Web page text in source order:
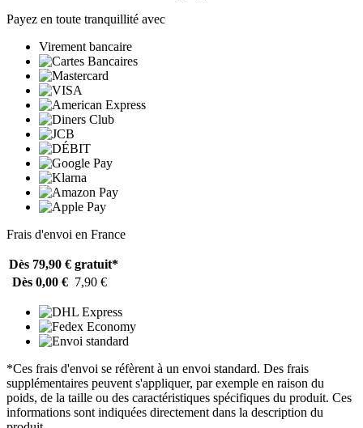
Payez en toute tranquillité avec
Virement bancaire
Frais d'envoi en France
Dès 79,90 € gratuit*
Dès 0,00 € 7,90 €
*Ces frais d'envoi se réfèrent à un envoi standard. Des frais
supplémentaires peuvent s'appliquer, par exemple en raison du
poids, de la taille ou des caractéristiques spécifiques du produit. Ces
informations sont indiquées directement dans la description du